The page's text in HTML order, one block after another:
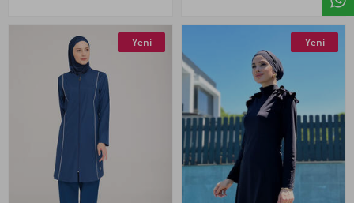
Yeni Yeni